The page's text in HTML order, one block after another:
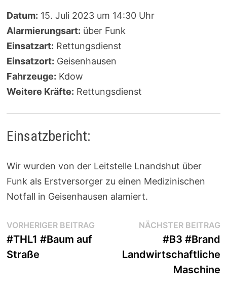
Datum: 15. Juli 2023 um 14:30 Uhr
Alarmierungsart: über Funk
Einsatzart: Rettungsdienst
Einsatzort: Geisenhausen
Fahrzeuge: Kdow
Weitere Kräfte: Rettungsdienst
Einsatzbericht:
Wir wurden von der Leitstelle Lnandshut über
Funk als Erstversorger zu einen Medizinischen
Notfall in Geisenhausen alamiert.
Beitragsnavigation
VORHERIGER BEITRAGVorheriger
#THL1 #Baum auf
Straße
NÄCHSTER BEITRAG
#B3 #Brand
Landwirtschaftliche
Maschine